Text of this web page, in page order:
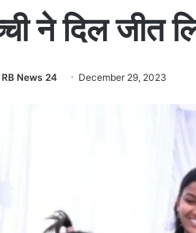
ने दिल जीत
RB News 24 December 29, 2023